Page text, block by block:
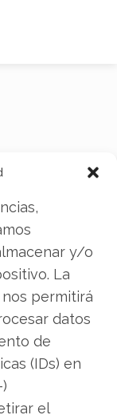
y/o
La
permitirá
datos
de
(IDs) en
el
desde